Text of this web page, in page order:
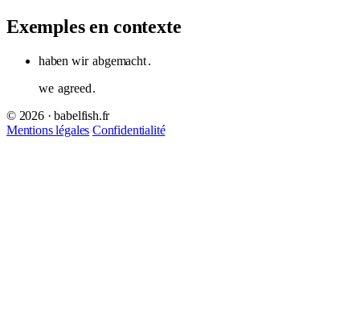
Exemples en contexte
haben wir abgemacht.
we agreed.
© 2026 · babelfish.fr
Mentions légales Confidentialité